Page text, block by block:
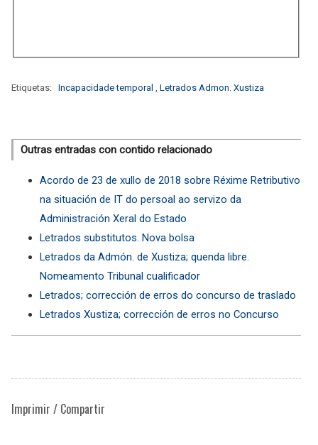
Etiquetas: Incapacidade temporal Letrados Admon. Xustiza
Outras entradas con contido relacionado
Acordo de 23 de xullo de 2018 sobre Réxime Retributivo
na situación de IT do persoal ao servizo da
Administración Xeral do Estado
Letrados substitutos. Nova bolsa
Letrados da Admón. de Xustiza; quenda libre.
Nomeamento Tribunal cualificador
Letrados; corrección de erros do concurso de traslado
Letrados Xustiza; corrección de erros no Concurso
Imprimir / Compartir